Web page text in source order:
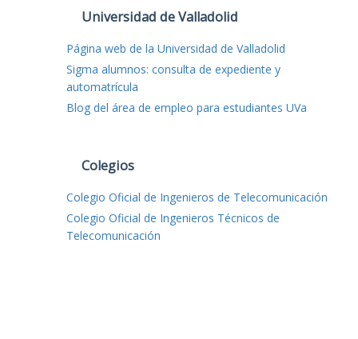
Universidad de Valladolid
Página web de la Universidad de Valladolid
Sigma alumnos: consulta de expediente y
automatrícula
Blog del área de empleo para estudiantes UVa
Colegios
Colegio Oficial de Ingenieros de Telecomunicación
Colegio Oficial de Ingenieros Técnicos de
Telecomunicación